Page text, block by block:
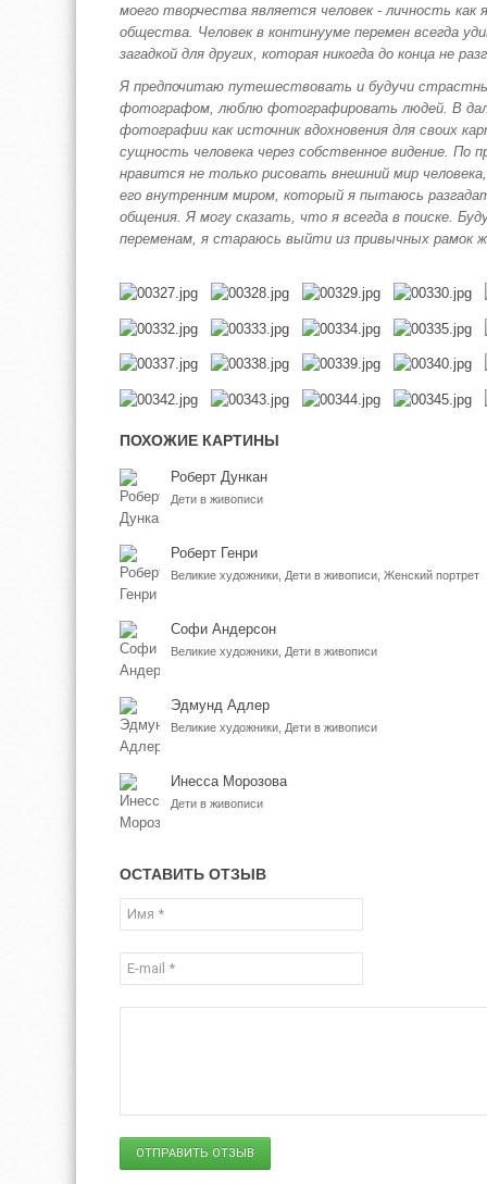
моего творчества является человек - личность как
общества. Человек в континууме перемен всегда
загадкой для других, которая никогда до конца не
Я предпочитаю путешествовать и будучи
фотографом, люблю фотографировать людей. В
фотографии как источник вдохновения для своих
сущность человека через собственное видение. По
нравится не только рисовать внешний мир
его внутренним миром, который я пытаюсь
общения. Я могу сказать, что я всегда в поиске.
переменам, я стараюсь выйти из привычных рамок
ПОХОЖИЕ КАРТИНЫ
Роберт Дункан
Дети в живописи
Роберт Генри
Великие художники, Дети в живописи, Женский портрет
Софи Андерсон
Великие художники, Дети в живописи
Эдмунд Адлер
Великие художники, Дети в живописи
Инесса Морозова
Дети в живописи
ОСТАВИТЬ ОТЗЫВ
ОТПРАВИТЬ ОТЗЫВ